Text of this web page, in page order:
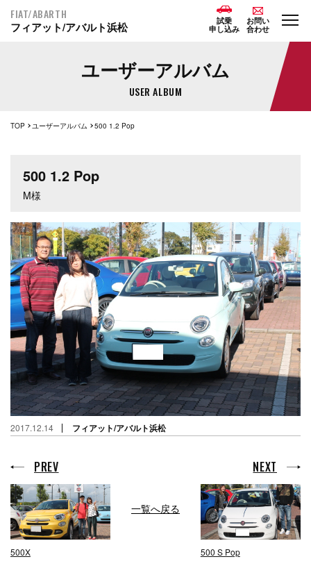
FIAT/ABARTH
フィアット/アバルト浜松
試乗
申し込み
お問い
合わせ
ユーザーアルバム
USER ALBUM
TOP ユーザーアルバム 500 1.2 Pop
500 1.2 Pop
M様
2017.12.14 フィアット/アバルト浜松
PREV
500X
一覧へ戻る
NEXT
500 S Pop